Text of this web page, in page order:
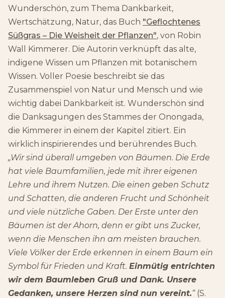
Wunderschön, zum Thema Dankbarkeit,
Wertschätzung, Natur, das Buch "Geflochtenes
Süßgras – Die Weisheit der Pflanzen", von Robin
Wall Kimmerer. Die Autorin verknüpft das alte,
indigene Wissen um Pflanzen mit botanischem
Wissen. Voller Poesie beschreibt sie das
Zusammenspiel von Natur und Mensch und wie
wichtig dabei Dankbarkeit ist. Wunderschön sind
die Danksagungen des Stammes der Onongada,
die Kimmerer in einem der Kapitel zitiert. Ein
wirklich inspirierendes und berührendes Buch.
„Wir sind überall umgeben von Bäumen. Die Erde
hat viele Baumfamilien, jede mit ihrer eigenen
Lehre und ihrem Nutzen. Die einen geben Schutz
und Schatten, die anderen Frucht und Schönheit
und viele nützliche Gaben. Der Erste unter den
Bäumen ist der Ahorn, denn er gibt uns Zucker,
wenn die Menschen ihn am meisten brauchen.
Viele Völker der Erde erkennen in einem Baum ein
Symbol für Frieden und Kraft. Einmütig entrichten
wir dem Baumleben Gruß und Dank. Unsere
Gedanken, unsere Herzen sind nun vereint.“(S.